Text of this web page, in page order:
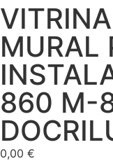
MURAL
860 M-
0,00 €